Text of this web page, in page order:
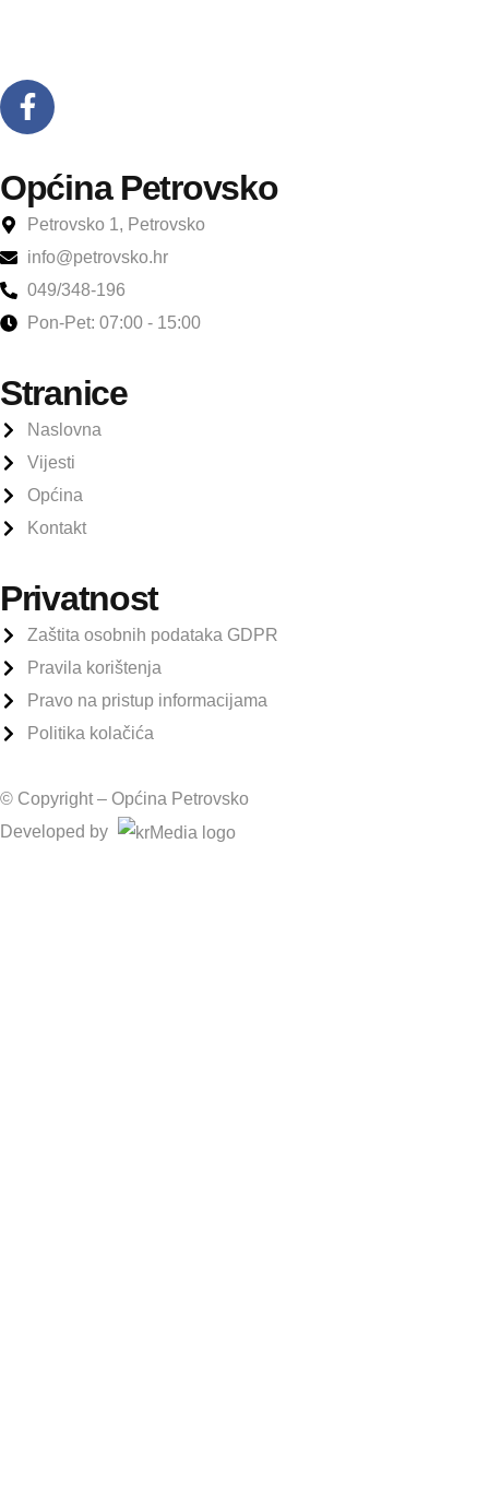
Općina Petrovsko
Petrovsko 1, Petrovsko
info@petrovsko.hr
049/348-196
Pon-Pet: 07:00 - 15:00
Stranice
Naslovna
Vijesti
Općina
Kontakt
Privatnost
Zaštita osobnih podataka GDPR
Pravila korištenja
Pravo na pristup informacijama
Politika kolačića
© Copyright – Općina Petrovsko
Developed by